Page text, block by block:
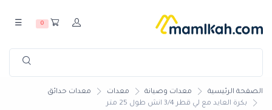
0
☰
الصفحة الرئيسية معدات وصيانة معدات
معدات حدائق
بكرة العايد مع لي قطر 3/4 انش طول 25 متر